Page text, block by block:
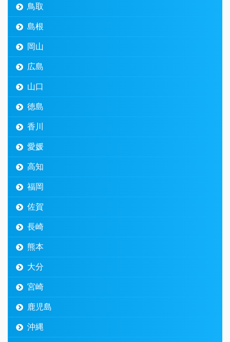
鳥取
島根
岡山
広島
山口
徳島
香川
愛媛
高知
福岡
佐賀
長崎
熊本
大分
宮崎
鹿児島
沖縄